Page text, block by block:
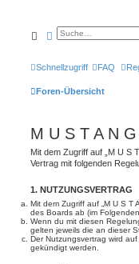
SucheErweiterte Suche
Schnellzugriff FAQ
Foren-Übersicht
M U S T A N
Mit dem Zugriff auf „M U S
Vertrag mit folgenden
1. NUTZUNGSVERTRAG
Mit dem Zugriff auf „M U S T
des Boards ab (im
Wenn du mit diesen
gelten jeweils die an dieser
Der Nutzungsvertrag wird
gekündigt werden.